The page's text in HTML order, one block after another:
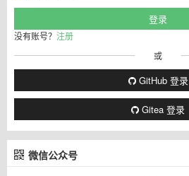
没有账号？ 注册
或
GitHub 登录
Gitea 登录
微信公众号